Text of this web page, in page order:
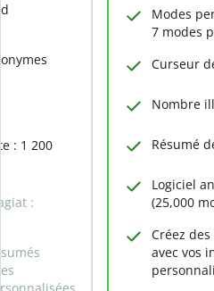
: 1 200
:
Modes
7 modes
Curseur
Nombre
Résumé
Logiciel
(25,000
Créez
avec vos